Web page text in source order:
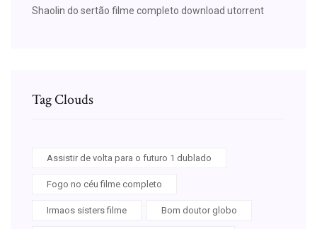
Shaolin do sertão filme completo download utorrent
Tag Clouds
Assistir de volta para o futuro 1 dublado
Fogo no céu filme completo
Irmaos sisters filme Bom doutor globo